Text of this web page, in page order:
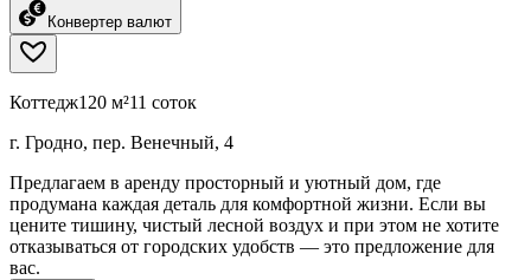
Конвертер валют
Коттедж120 м²11 соток
г. Гродно, пер. Венечный, 4
Предлагаем в аренду просторный и уютный дом, где
продумана каждая деталь для комфортной жизни. Если вы
цените тишину, чистый лесной воздух и при этом не хотите
отказываться от городских удобств — это предложение для
вас.